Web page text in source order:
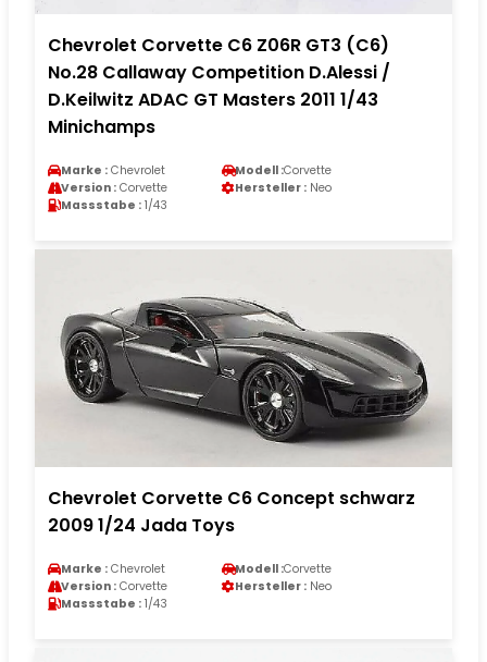
Chevrolet Corvette C6 Z06R GT3 (C6)
No.28 Callaway Competition D.Alessi /
D.Keilwitz ADAC GT Masters 2011 1/43
Minichamps
Marke : Chevrolet Modell :Corvette
Version : Corvette Hersteller : Neo
Massstabe : 1/43
Chevrolet Corvette C6 Concept schwarz
2009 1/24 Jada Toys
Marke : Chevrolet Modell :Corvette
Version : Corvette Hersteller : Neo
Massstabe : 1/43